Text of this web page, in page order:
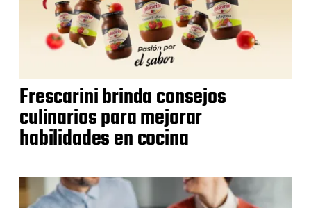
Frescarini brinda consejos
culinarios para mejorar
habilidades en cocina